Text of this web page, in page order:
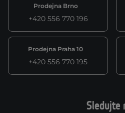
Prodejna Brno
+420 556 770 196
Prodejna Praha 10
+420 556 770 195
Sledujte